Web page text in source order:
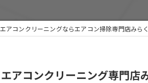
アコンクリーニングならエアコン掃除専門店みら
アコンクリーニング専門店